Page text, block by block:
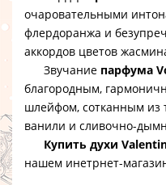
очаровательными
флердоранжа и
аккордов цветов
Звучание парфума
благородным,
шлейфом, сотканным из
ванили и сливочно-
Купить духи
нашем инетрнет-